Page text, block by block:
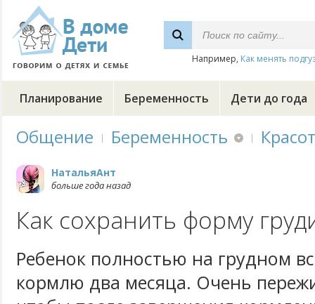
Например, Как менять
Планирование Беременность Дети до года
Общение Беременность
НатальяАнт
больше года назад
Как сохранить форму
Ребенок полностью на грудном
кормлю два месяца. Очень